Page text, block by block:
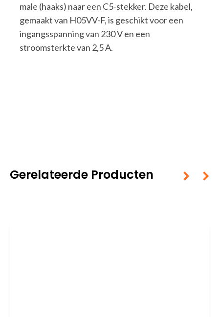
male (haaks) naar een C5-stekker. Deze kabel,
gemaakt van H05VV-F, is geschikt voor een
ingangsspanning van 230 V en een
stroomsterkte van 2,5 A.
Gerelateerde Producten